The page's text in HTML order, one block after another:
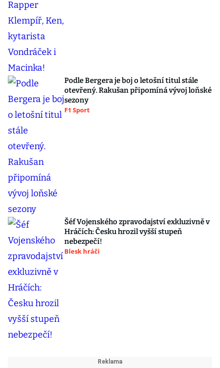
Podle Bergera je boj o letošní titul stále
otevřený. Rakušan připomíná vývoj loňské
sezony
F1 Sport
Šéf Vojenského zpravodajství exkluzivně v
Hráčích: Česku hrozil vyšší stupeň
nebezpečí!
Blesk hráči